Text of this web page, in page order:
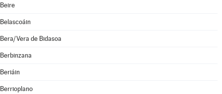
Beire
Belascoáin
Bera/Vera de Bidasoa
Berbinzana
Beriáin
Berrioplano